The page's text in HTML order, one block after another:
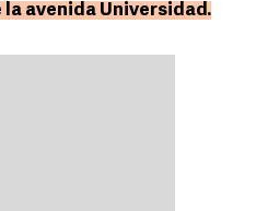
avenida Universidad.